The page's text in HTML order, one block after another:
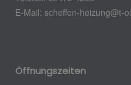
E-Mail: scheffen-heizung@t-
Öffnungszeiten